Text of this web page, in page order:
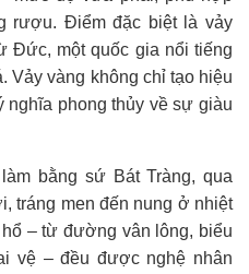
rượu. Điểm đặc biệt là vảy
Đức, một quốc gia nổi tiếng
Vảy vàng không chỉ tạo hiệu
nghĩa phong thủy về sự giàu
bằng sứ Bát Tràng, qua
tráng men đến nung ở nhiệt
– từ đường vân lông, biểu
vệ – đều được nghệ nhân